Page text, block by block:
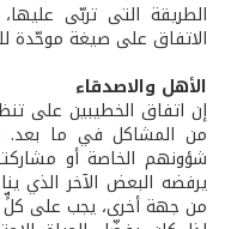
الطريقة التى تربّى
الاتفاق على صيغة موحّدة
الأهل والاصدقاء
إن اتفاق الخطيبين على
من المشاكل في ما بعد.
شؤونهم الخاصة أو
يرفضه البعض الآخر الذي
من جهة أخرى، يجب على كلٍّ